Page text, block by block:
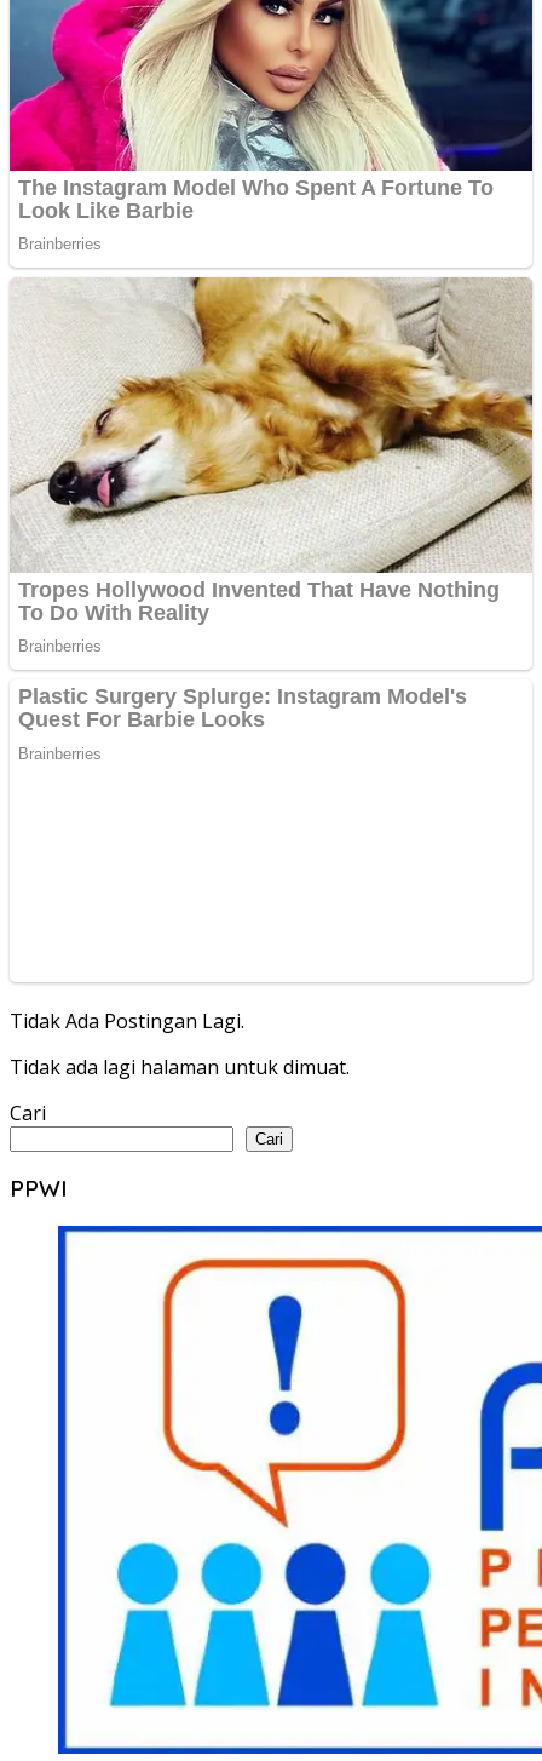
Tidak Ada Postingan Lagi.
Tidak ada lagi halaman untuk dimuat.
Cari
Cari
PPWI